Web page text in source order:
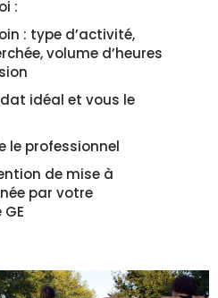
:
: type d’activité,
volume d’heures
idéal et vous le
le professionnel
de mise à
par votre